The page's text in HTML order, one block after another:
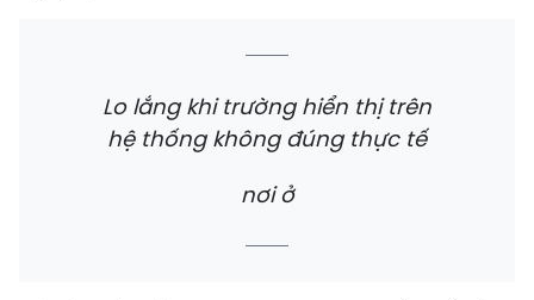
Lo lắng khi trường hiển thị trên
hệ thống không đúng thực tế
nơi ở